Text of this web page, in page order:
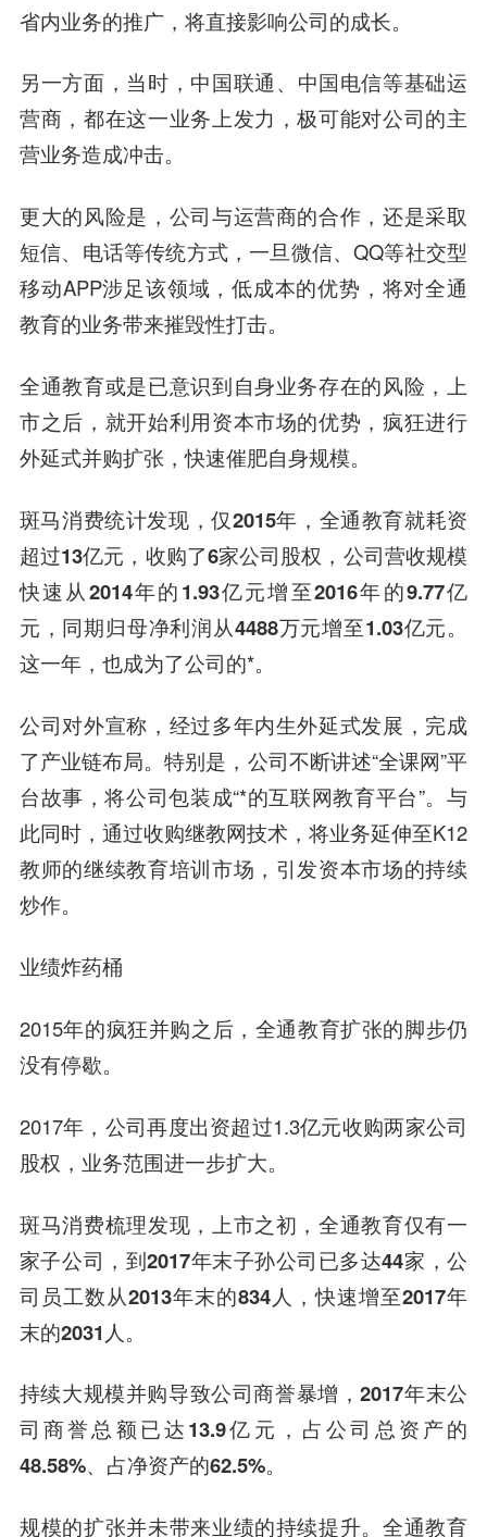
省内业务的推广，将直接影响公司的成长。
另一方面，当时， 中国联通、 中国电信等基础运
营商，都在这一业务上发力，极可能对公司的主
营业务造成冲击。
更大的风险是，公司与运营商的合作，还是采取
短信、电话等传统方式，一旦微信、QQ等社交型
移动APP涉足该领域，低成本的优势，将对全通
教育的业务带来摧毁性打击。
全通教育或是已意识到自身业务存在的风险，上
市之后，就开始利用资本市场的优势，疯狂进行
外延式并购扩张，快速催肥自身规模。
斑马消费统计发现，仅2015年，全通教育就耗资
超过13亿元，收购了6家公司股权，公司营收规模
快速从2014年的1.93亿元增至2016年的9.77亿
元，同期归母净利润从4488万元增至1.03亿元。
这一年，也成为了公司的*。
公司对外宣称，经过多年内生外延式发展，完成
了产业链布局。特别是，公司不断讲述“全课网”平
台故事，将公司包装成“*的互联网教育平台”。与
此同时，通过收购继教网技术，将业务延伸至K12
教师的继续教育培训市场，引发资本市场的持续
炒作。
业绩炸药桶
2015年的疯狂并购之后，全通教育扩张的脚步仍
没有停歇。
2017年，公司再度出资超过1.3亿元收购两家公司
股权，业务范围进一步扩大。
斑马消费梳理发现， 上市之初，全通教育仅有一
家子公司，到2017年末子孙公司已多达44家，公
司员工数从2013年末的834人，快速增至2017年
末的2031人。
持续大规模并购导致公司商誉暴增，2017年末公
司商誉总额已达13.9亿元，占公司总资产的
48.58%、占净资产的62.5%。
规模的扩张并未带来业绩的持续提升。全通教育